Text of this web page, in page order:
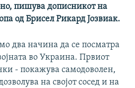
пишува дописникот на
од Брисел Рикард Јозвиак.
два начина да се посматра
во Украина. Првиот
- покажува самодоволен,
на својот сосед и на